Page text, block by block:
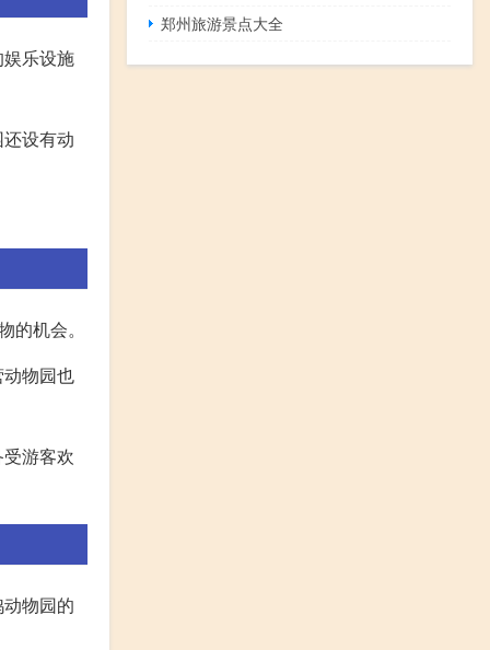
乐设施
设有动
机会。
物园也
游客欢
物园的
郑州旅游景点大全